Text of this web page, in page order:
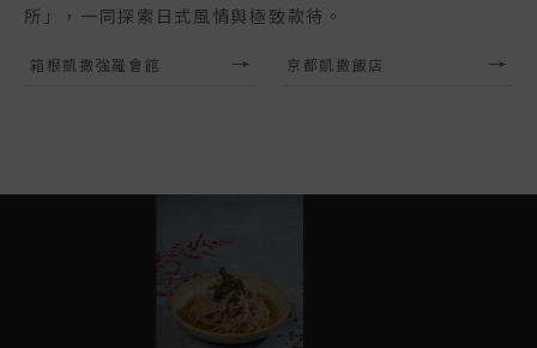
所」，一同探索日式風情與極致款待。
箱根凱撒強羅會館 京都凱撒飯店